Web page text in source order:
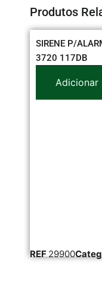
Produtos
SIRENE P/
3720 117DB
Adicionar
REF 29900